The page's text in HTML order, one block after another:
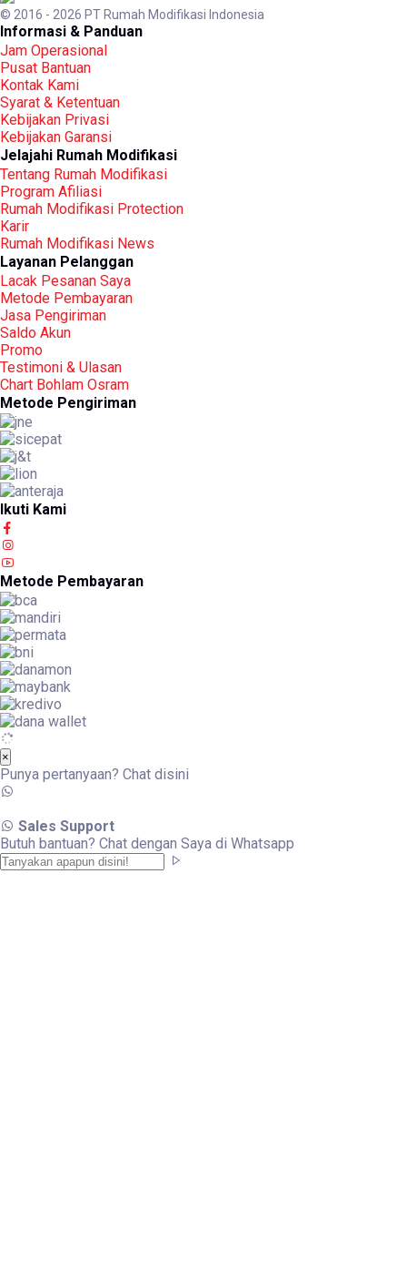
© 2016 - 2026 PT Rumah Modifikasi Indonesia
Informasi & Panduan
Jam Operasional
Pusat Bantuan
Kontak Kami
Syarat & Ketentuan
Kebijakan Privasi
Kebijakan Garansi
Jelajahi Rumah Modifikasi
Tentang Rumah Modifikasi
Program Afiliasi
Rumah Modifikasi Protection
Karir
Rumah Modifikasi News
Layanan Pelanggan
Lacak Pesanan Saya
Metode Pembayaran
Jasa Pengiriman
Saldo Akun
Promo
Testimoni & Ulasan
Chart Bohlam Osram
Metode Pengiriman
Ikuti Kami
Metode Pembayaran
×
Punya pertanyaan? Chat disini
Sales Support
Butuh bantuan? Chat dengan Saya di Whatsapp